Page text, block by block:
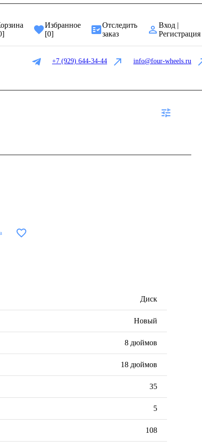
]
Избранное
[0]
Отследить
заказ
Вход |
Регистрация
+7 (929) 644-34-44 info@four-wheels.ru
Диск
Новый
8 дюймов
18 дюймов
35
5
108